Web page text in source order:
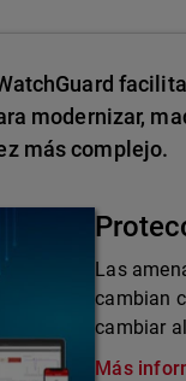
modernizar,
más complejo.
Las
cambian
cambiar
Más